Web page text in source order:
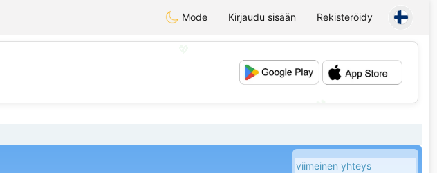
Mode Kirjaudu sisään Rekisteröidy
viimeinen yhteys